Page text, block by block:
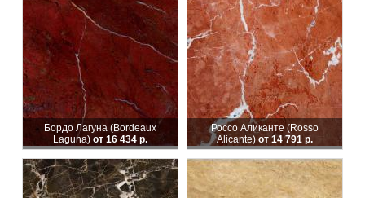
Бордо Лагуна (Bordeaux
Laguna) от 16 434 р.
Россо Аликанте (Rosso
Alicante) от 14 791 р.